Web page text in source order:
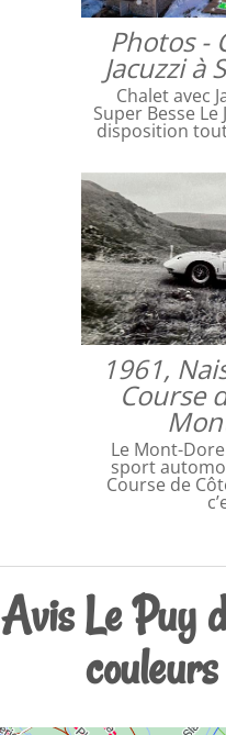
Photos -
Jacuzzi à
Chalet avec
Super Besse
disposition
1961,
Course
Le Mont-
sport
Course de
Avis Le Puy